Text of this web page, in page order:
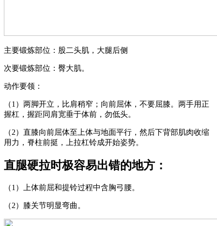
主要锻炼部位：股二头肌，大腿后侧
次要锻炼部位：臀大肌。
动作要领：
（1）两脚开立，比肩稍窄；向前屈体，不要屈膝。两手用正
握杠，握距同肩宽垂于体前，勿低头。
（2）直膝向前屈体至上体与地面平行，然后下背部肌肉收缩
用力，脊柱前挺，上拉杠铃成开始姿势。
直腿硬拉时极容易出错的地方：
（1）上体前屈和提铃过程中含胸弓腰。
（2）膝关节明显弯曲。